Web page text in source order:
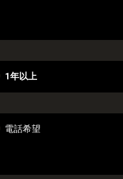
1年以上
電話希望